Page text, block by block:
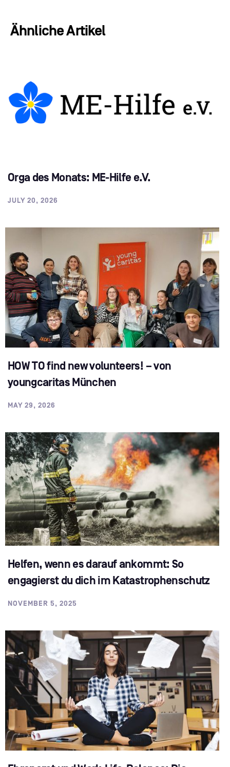
Ähnliche Artikel
Orga des Monats: ME-Hilfe e.V.
JULY 20, 2026
HOW TO find new volunteers! – von
youngcaritas München
MAY 29, 2026
Helfen, wenn es darauf ankommt: So
engagierst du dich im Katastrophenschutz
NOVEMBER 5, 2025